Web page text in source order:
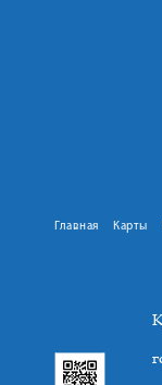
Главная Карты